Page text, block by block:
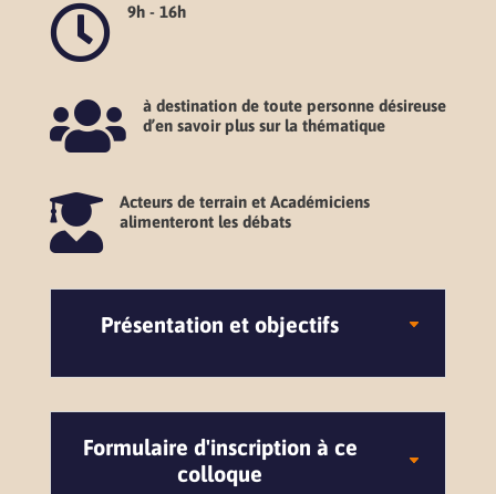
 9h - 16h

à destination de toute personne désireuse
d’en savoir plus sur la thématique

Acteurs de terrain et Académiciens
alimenteront les débats
Présentation et objectifs
Formulaire d'inscription à ce
colloque